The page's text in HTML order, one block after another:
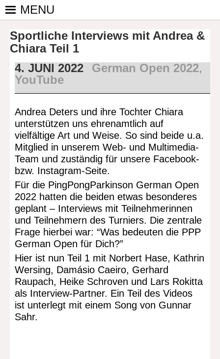
Skip
PINGPONGPARKINSON
DEUTSCHLAND E. V.
ist der
bundesweite
Zusammenschluss
kooperierenden
Vereinen und
Einzelpersonen,
der sich – mit dem
Mittel Tischtennis
– überwiegend
ehrenamtlich um
Personen mit
Parkinson und
deren Angehörige
kümmert.
MENU
Sportliche Interviews mit Andrea &
Chiara Teil 1
4. JUNI 2022
German Open 2022,
YouTube
Andrea Deters und ihre Tochter Chiara
unterstützen uns ehrenamtlich auf
vielfältige Art und Weise. So sind beide u.a.
Mitglied in unserem Web- und Multimedia-
Team und zuständig für unsere Facebook-
bzw. Instagram-Seite.
Für die PingPongParkinson German Open
2022 hatten die beiden etwas besonderes
geplant – Interviews mit Teilnehmerinnen
und Teilnehmern des Turniers. Die zentrale
Frage hierbei war: “Was bedeuten die PPP
German Open für Dich?”
Hier ist nun Teil 1 mit Norbert Hase, Kathrin
Wersing, Damásio Caeiro, Gerhard
Raupach, Heike Schroven und Lars Rokitta
als Interview-Partner. Ein Teil des Videos
ist unterlegt mit einem Song von Gunnar
Sahr.